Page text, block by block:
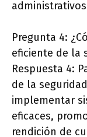
Pregunta 4:
eficiente de la
Respuesta 4:
de la
implementar
eficaces,
rendición de